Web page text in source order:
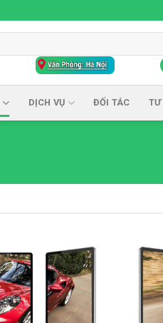
DỊCH VỤ ĐỐI TÁC TƯ
Add to
wishlist